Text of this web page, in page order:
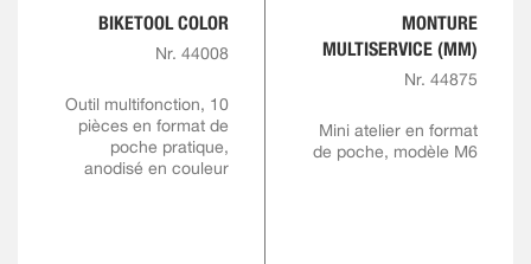
BIKETOOL COLOR
Nr. 44008
Outil multifonction, 10
pièces en format de
poche pratique,
anodisé en couleur
MONTURE
MULTISERVICE (MM)
Nr. 44875
Mini atelier en format
de poche, modèle M6